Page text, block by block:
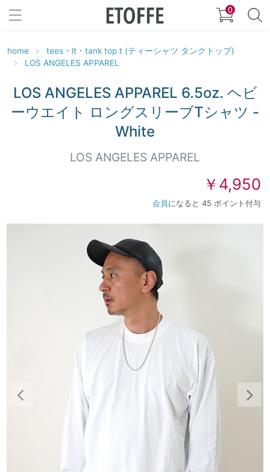
0
home
tees・lt・tank top t (ティーシャツ タンクトップ)
LOS ANGELES APPAREL
LOS ANGELES APPAREL 6.5oz. ヘビ
ーウエイト ロングスリーブTシャツ -
White
LOS ANGELES APPAREL
￥4,950
会員 になると 45 ポイント付与
Previous Next